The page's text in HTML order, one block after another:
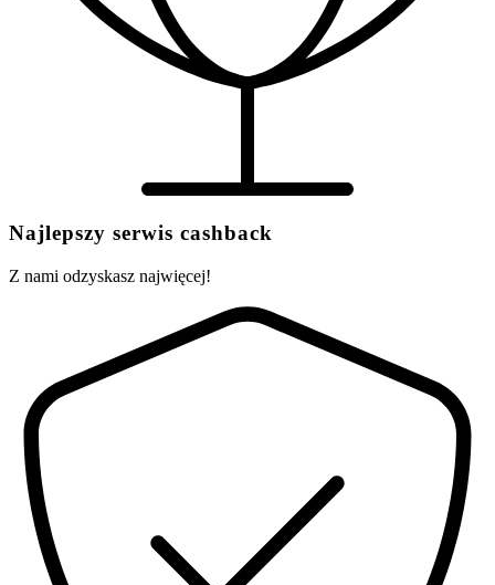
Najlepszy serwis cashback
Z nami odzyskasz najwięcej!